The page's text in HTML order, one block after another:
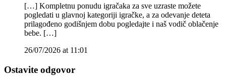
[…] Kompletnu ponudu igračaka za sve uzraste možete
pogledati u glavnoj kategoriji igračke, a za odevanje deteta
prilagođeno godišnjem dobu pogledajte i naš vodič oblačenje
bebe. […]
26/07/2026 at 11:01
Ostavite odgovor